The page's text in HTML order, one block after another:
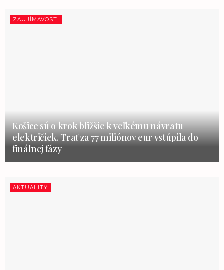
ZAUJÍMAVOSTI
Košice sú o krok bližšie k veľkému návratu
električiek. Trať za 77 miliónov eur vstúpila do
finálnej fázy
AKTUALITY